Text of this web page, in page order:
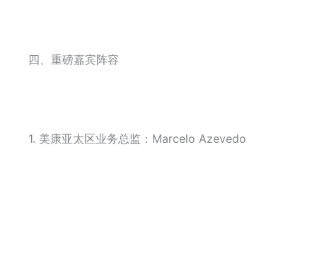
四、重磅嘉宾阵容
1. 美康亚太区业务总监： Marcelo Azevedo